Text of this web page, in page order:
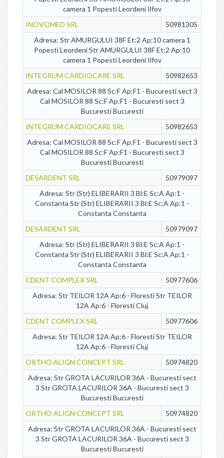
camera 1 Popesti Leordeni Ilfov
INOVOMED SRL
50981305
Adresa: Str AMURGULUI 38F Et:2 Ap:10 camera 1
Popesti Leordeni Str AMURGULUI 38F Et:2 Ap:10
camera 1 Popesti Leordeni Ilfov
INTEGRUM CARDIOCARE SRL
50982653
Adresa: Cal MOSILOR 88 Sc:F Ap:F1 - Bucuresti sect 3
Cal MOSILOR 88 Sc:F Ap:F1 - Bucuresti sect 3
Bucuresti Bucuresti
INTEGRUM CARDIOCARE SRL
50982653
Adresa: Cal MOSILOR 88 Sc:F Ap:F1 - Bucuresti sect 3
Cal MOSILOR 88 Sc:F Ap:F1 - Bucuresti sect 3
Bucuresti Bucuresti
DESARDENT SRL
50979097
Adresa: Str (Str) ELIBERARII 3 Bl:E Sc:A Ap:1 -
Constanta Str (Str) ELIBERARII 3 Bl:E Sc:A Ap:1 -
Constanta Constanta
DESARDENT SRL
50979097
Adresa: Str (Str) ELIBERARII 3 Bl:E Sc:A Ap:1 -
Constanta Str (Str) ELIBERARII 3 Bl:E Sc:A Ap:1 -
Constanta Constanta
CDENT COMPLEX SRL
50977606
Adresa: Str TEILOR 12A Ap:6 - Floresti Str TEILOR
12A Ap:6 - Floresti Cluj
CDENT COMPLEX SRL
50977606
Adresa: Str TEILOR 12A Ap:6 - Floresti Str TEILOR
12A Ap:6 - Floresti Cluj
ORTHO ALIGN CONCEPT SRL
50974820
Adresa: Str GROTA LACURILOR 36A - Bucuresti sect
3 Str GROTA LACURILOR 36A - Bucuresti sect 3
Bucuresti Bucuresti
ORTHO ALIGN CONCEPT SRL
50974820
Adresa: Str GROTA LACURILOR 36A - Bucuresti sect
3 Str GROTA LACURILOR 36A - Bucuresti sect 3
Bucuresti Bucuresti